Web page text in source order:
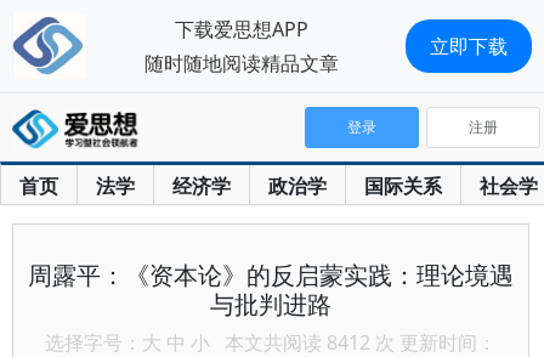
首页 法学 经济学 政治学 国际关系 社会学
登录 注册
周露平：《资本论》的反启蒙实践：理论境遇
与批判进路
选择字号： 大 中 小 本文共阅读 8412 次 更新时间：
下载爱思想APP
随时随地阅读精品文章
立即下载